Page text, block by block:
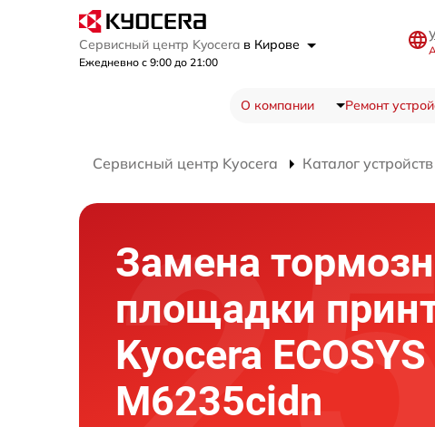
Сервисный центр Kyocera в Кирове
Ежедневно с 9:00 до 21:00
О компании Ремонт
Сервисный центр Kyocera Каталог устройств
Замена
площадки
Kyocera ECOSYS
M6235cidn